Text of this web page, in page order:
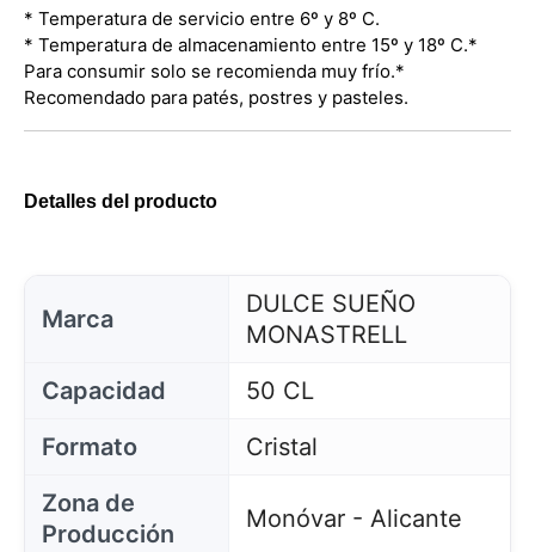
* Temperatura de servicio entre 6º y 8º C.
* Temperatura de almacenamiento entre 15º y 18º C.*
Para consumir solo se recomienda muy frío.*
Recomendado para patés, postres y pasteles.
Detalles del producto
Marca
DULCE SUEÑO
MONASTRELL
Capacidad
50 CL
Formato
Cristal
Zona de
Producción
Monóvar - Alicante